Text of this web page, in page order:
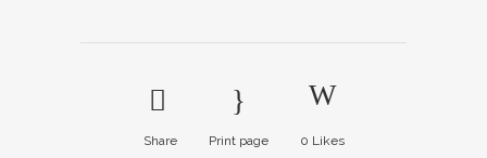
Share Print page 0 Likes